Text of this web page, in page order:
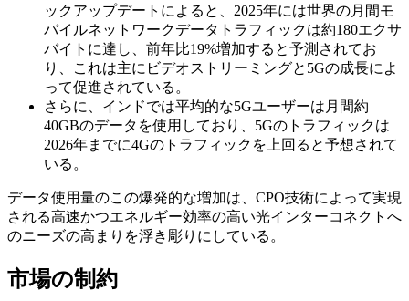
ックアップデートによると、2025年には世界の月間モ
バイルネットワークデータトラフィックは約180エクサ
バイトに達し、前年比19%増加すると予測されてお
り、これは主にビデオストリーミングと5Gの成長によ
って促進されている。
さらに、インドでは平均的な5Gユーザーは月間約
40GBのデータを使用しており、5Gのトラフィックは
2026年までに4Gのトラフィックを上回ると予想されて
いる。
データ使用量のこの爆発的な増加は、CPO技術によって実現
される高速かつエネルギー効率の高い光インターコネクトへ
のニーズの高まりを浮き彫りにしている。
市場の制約